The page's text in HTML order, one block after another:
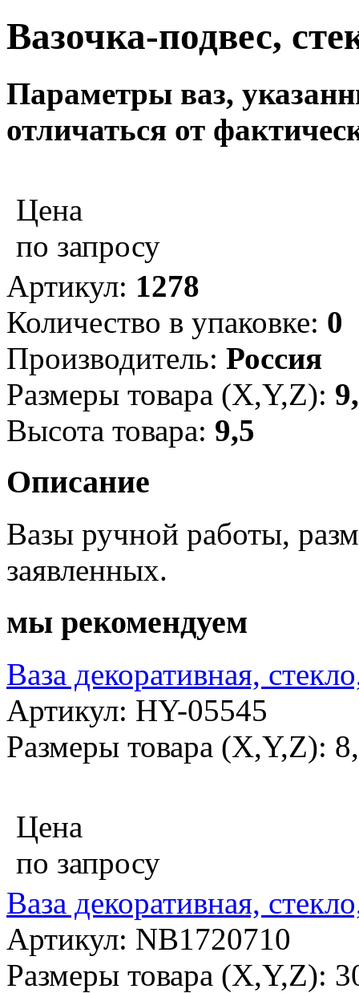
Вазочка-подвес,
Параметры ваз,
отличаться от
Цена
по запросу
Артикул: 1278
Количество в упаковке: 0
Производитель: Россия
Размеры товара (X,Y,Z):
Высота товара: 9,5
Описание
Вазы ручной работы,
заявленных.
мы рекомендуем
Ваза декоративная,
Артикул: HY-05545
Размеры товара (X,Y,Z):
Цена
по запросу
Ваза декоративная,
Артикул: NB1720710
Размеры товара (X,Y,Z):